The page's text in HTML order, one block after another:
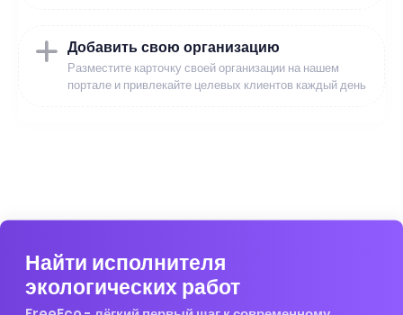
Добавить свою организацию
Разместите карточку своей организации на нашем
портале и привлекайте целевых клиентов каждый день
Найти исполнителя
экологических работ